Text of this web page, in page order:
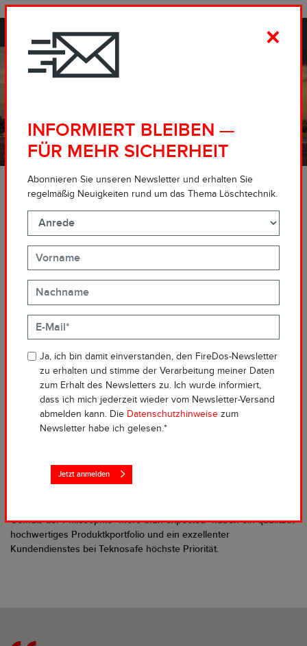
PROPORTIONING IN EXCELLENCE.
"Ich liebe meinen Job einfach", sagt
Anna Helminen, Geschäftsführerin
von Teknosafe
UNSER PARTNER IN
FINNLAND: TEKNOSAFE
– LÖSCHEN MIT
SCHAUM IST IHRE
PASSION
FireDos hat Vertriebspartner weltweit. Hier möchten wir Ihnen
unseren Partner in Finnland vorstellen: Teknosafe. Das
in zweiter Generation geführt. 14 Mitarbeiter sind bei Teknosafe
mit Sitz in Imatra, im Süden Finnlands, beschäftigt. Hauptkunden
Gemäß der Philosophie "More than expected" haben ein qualitativ
hochwertiges Produktkportfolio und ein exzellenter
Kundendienstes bei Teknosafe höchste Priorität.
×
INFORMIERT BLEIBEN —
FÜR MEHR SICHERHEIT
Abonnieren Sie unseren Newsletter und erhalten Sie
regelmäßig Neuigkeiten rund um das Thema Löschtechnik.
Ja, ich bin damit einverstanden, den FireDos-Newsletter
zu erhalten und stimme der Verarbeitung meiner Daten
zum Erhalt des Newsletters zu. Ich wurde informiert,
dass ich mich jederzeit wieder vom Newsletter-Versand
abmelden kann. Die Datenschutzhinweisezum
Newsletter habe ich gelesen.*
Jetzt anmelden